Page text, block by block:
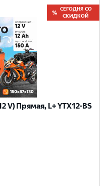
СЕГОДНЯ СО
СКИДКОЙ
V) Прямая, L+ YTX12-BS